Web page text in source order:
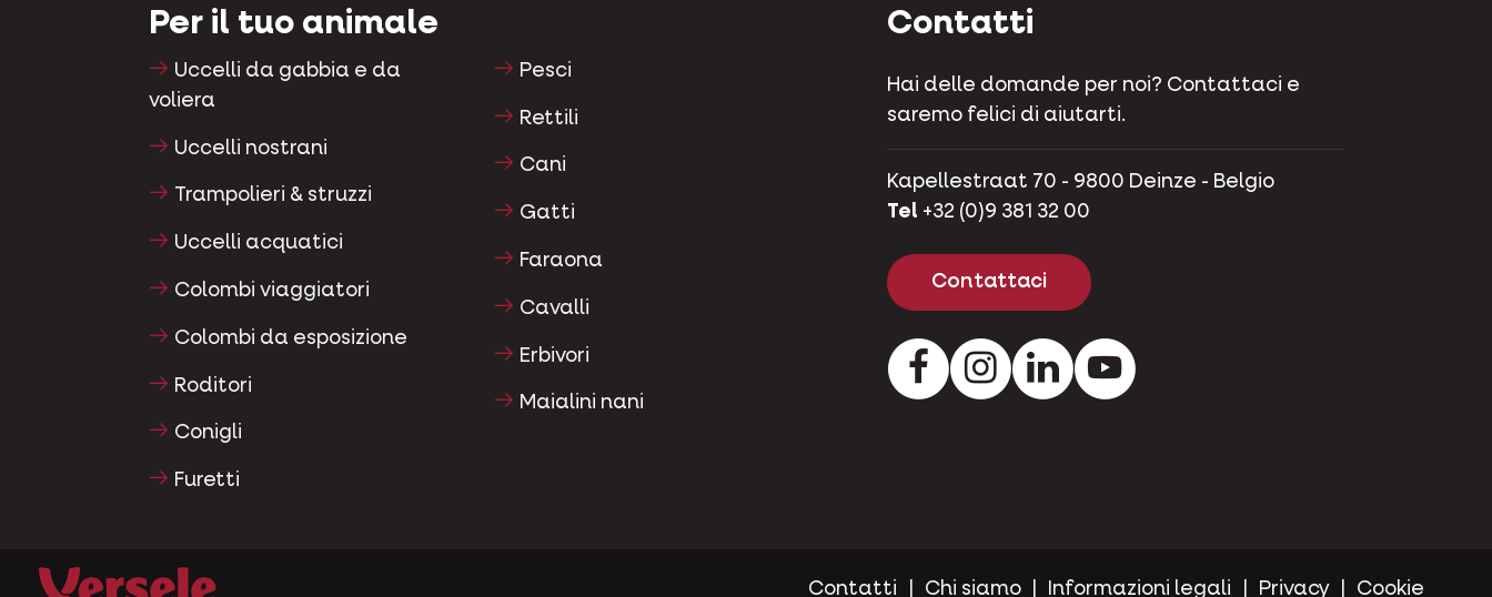
Per il tuo animale
Uccelli da gabbia e da
voliera
Uccelli nostrani
Trampolieri & struzzi
Uccelli acquatici
Colombi viaggiatori
Colombi da esposizione
Roditori
Conigli
Furetti
Pesci
Rettili
Cani
Gatti
Faraona
Cavalli
Erbivori
Maialini nani
Contatti
Hai delle domande per noi? Contattaci e
saremo felici di aiutarti.
Kapellestraat 70 - 9800 Deinze - Belgio
Tel +32 (0)9 381 32 00
Contattaci
FacebookInstagramLinkedInYoutube
Contatti Chi siamo Informazioni legali Privacy Cookie